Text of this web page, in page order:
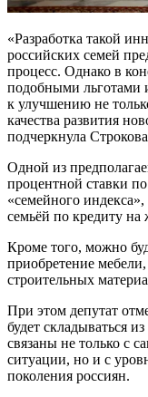
«Разработка такой
российских семей
процесс. Однако в
подобными льготами
к улучшению не
качества развития
подчеркнула
Одной из
процентной ставки
«семейного
семьёй по кредиту на
Кроме того, можно
приобретение
строительных
При этом депутат
будет складываться
связаны не только с
ситуации, но и с
поколения россиян.